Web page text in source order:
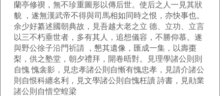
蘭亭修禊，無不珍重圖形以傳后世。使后之人一見其狀
貌 ，遂無漢武帝不得與司馬相如同時之恨，亦快事也。
余少好纂述國朝典故，見吾越大老之立 德、立功、立言
以三不朽垂世者，多有其人，追想儀容，不勝仰慕。遂
與野公徐子沿門祈請 ，懇其遺像，匯成一集，以壽棗
梨，供之塾堂，朝夕禮拜，開卷晤對。見理學諸公則則
自愧 愧衾影，見忠孝諸公則自慚有愧忠孝，見請介諸公
則自恨科纏名利，見文學諸公則自愧枉讀 詩書，見勛業
諸公則自惜空蝗梁